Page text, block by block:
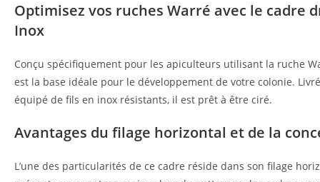
Optimisez vos ruches Warré avec le cadre
Inox
Conçu spécifiquement pour les apiculteurs utilisant la ruche
est la base idéale pour le développement de votre colonie.
équipé de fils en inox résistants, il est prêt à être ciré.
Avantages du filage horizontal et de la
L’une des particularités de ce cadre réside dans son filage